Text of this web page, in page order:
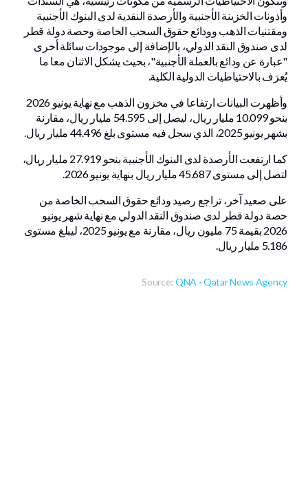
وأذونات الخزينة الأجنبية والأرصدة النقدية لدى البنوك الأجنبية
ومقتنيات الذهب وودائع حقوق السحب الخاصة وحصة دولة قطر
لدى صندوق النقد الدولي، بالإضافة إلى موجودات سائلة أخرى
"عبارة عن ودائع بالعملة الأجنبية"، بحيث يشكل الاثنان معا ما
يُعرَف بالاحتياطيات الدولية الكلية.
وأظهرت البيانات ارتفاعا في مخزون الذهب مع نهاية يونيو 2026
بنحو 10.099 مليار ريال، ليصل إلى 54.595 مليار ريال، مقارنة
بشهر يونيو 2025، الذي سجل فيه مستوى بلغ 44.496 مليار ريال.
كما ارتفعت الأرصدة لدى البنوك الأجنبية بنحو 27.919 مليار ريال،
لتصل إلى مستوى 45.687 مليار ريال بنهاية يونيو 2026.
على صعيد آخر، تراجع رصيد ودائع حقوق السحب الخاصة من
حصة دولة قطر لدى صندوق النقد الدولي مع نهاية شهر يونيو
2026 بقيمة 75 مليون ريال، مقارنة مع يونيو 2025، ليبلغ مستوى
5.186 مليار ريال.
Source: QNA - Qatar News Agency